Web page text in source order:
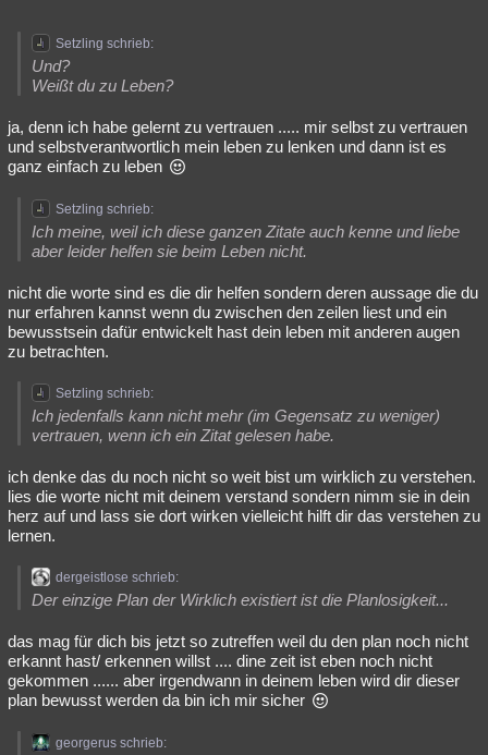
Setzling schrieb:
Und?
Weißt du zu Leben?
ja, denn ich habe gelernt zu vertrauen ..... mir selbst zu vertrauen
und selbstverantwortlich mein leben zu lenken und dann ist es
ganz einfach zu leben
Setzling schrieb:
Ich meine, weil ich diese ganzen Zitate auch kenne und liebe
aber leider helfen sie beim Leben nicht.
nicht die worte sind es die dir helfen sondern deren aussage die du
nur erfahren kannst wenn du zwischen den zeilen liest und ein
bewusstsein dafür entwickelt hast dein leben mit anderen augen
zu betrachten.
Setzling schrieb:
Ich jedenfalls kann nicht mehr (im Gegensatz zu weniger)
vertrauen, wenn ich ein Zitat gelesen habe.
ich denke das du noch nicht so weit bist um wirklich zu verstehen.
lies die worte nicht mit deinem verstand sondern nimm sie in dein
herz auf und lass sie dort wirken vielleicht hilft dir das verstehen zu
lernen.
dergeistlose schrieb:
Der einzige Plan der Wirklich existiert ist die Planlosigkeit...
das mag für dich bis jetzt so zutreffen weil du den plan noch nicht
erkannt hast/ erkennen willst .... dine zeit ist eben noch nicht
gekommen ...... aber irgendwann in deinem leben wird dir dieser
plan bewusst werden da bin ich mir sicher
georgerus schrieb: